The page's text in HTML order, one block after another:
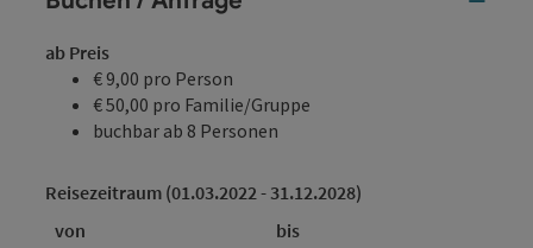
ab Preis
€ 9,00 pro Person
€ 50,00 pro Familie/Gruppe
buchbar ab 8 Personen
Reisezeitraum (01.03.2022 - 31.12.2028)
von
bis